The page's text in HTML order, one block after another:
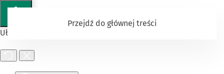
Ułatwienia dostępu
Przejdź do głównej treści